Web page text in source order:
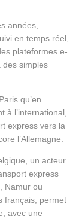
années,
en temps réel,
plateformes e-
des simples
qu’en
à l’international,
express vers la
l’Allemagne.
un acteur
express
Namur ou
français, permet
avec une